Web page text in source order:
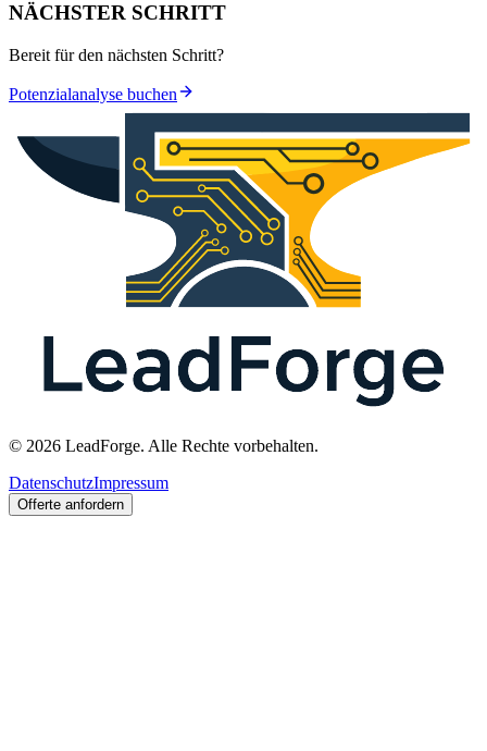
NÄCHSTER SCHRITT
Bereit für den nächsten Schritt?
Potenzialanalyse buchen
© 2026 LeadForge. Alle Rechte vorbehalten.
DatenschutzImpressum
Offerte anfordern